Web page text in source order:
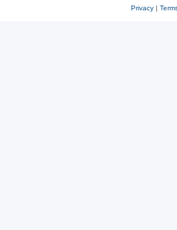
Privacy|